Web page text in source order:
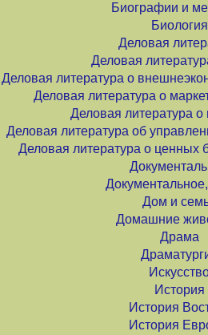
Биографии и
Биология
Деловая
Деловая
Деловая литература о
Деловая литература о
Деловая литература
Деловая литература об
Деловая литература о ценных
Дом и
Домашние
Драма
История
История
История